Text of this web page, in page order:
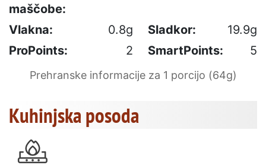
maščobe:
Vlakna:
0.8g Sladkor:
19.9g
ProPoints:
2 SmartPoints: 5
Prehranske informacije za 1 porcijo (64g)
Kuhinjska posoda